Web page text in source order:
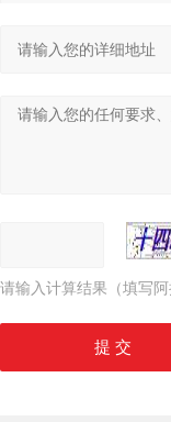
请输入计算结果（填写